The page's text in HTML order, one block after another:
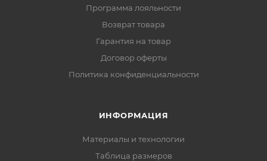
Программа лояльности
Возврат товара
Гарантия на товар
Договор оферты
Политика конфиденциальности
ИНФОРМАЦИЯ
Материалы и технологии
Таблица размеров